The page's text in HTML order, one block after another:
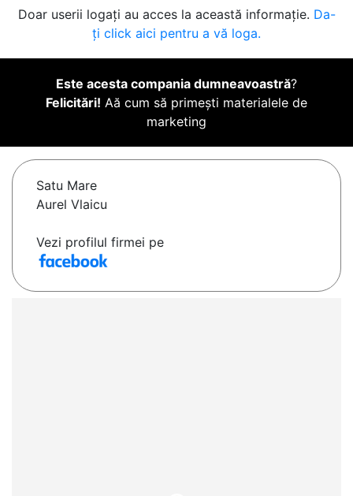
Doar userii logați au acces la această informație. Da-
ți click aici pentru a vă loga.
Este acesta compania dumneavoastră?
Felicitări! Aă cum să primești materialele de
marketing
Satu Mare
Aurel Vlaicu
Vezi profilul firmei pe